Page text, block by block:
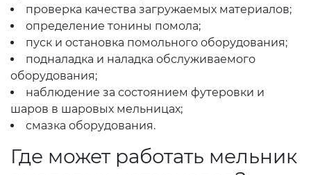
проверка качества загружаемых материалов;
определение тонины помола;
пуск и остановка помольного оборудования;
подналадка и наладка обслуживаемого
оборудования;
наблюдение за состоянием футеровки и
шаров в шаровых мельницах;
смазка оборудования.
Где может работать мельник